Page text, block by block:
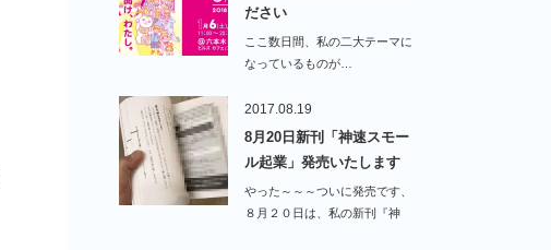
ださい
ここ数日間、私の二大テーマに
なっているものが…
2017.08.19
8月20日新刊「神速スモー
ル起業」発売いたします
やった～～～ついに発売です、
８月２０日は、私の新刊『神